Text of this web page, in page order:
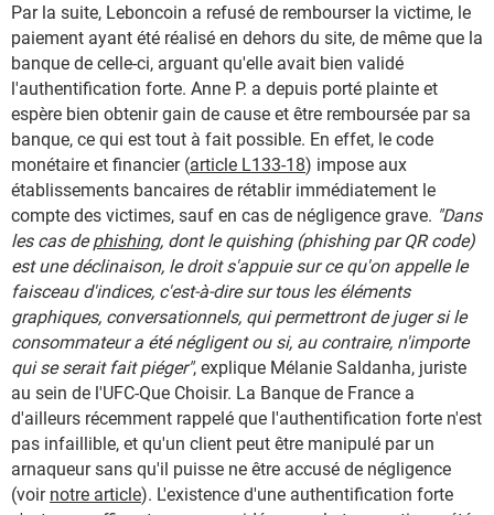
Par la suite, Leboncoin a refusé de rembourser la victime, le
paiement ayant été réalisé en dehors du site, de même que la
banque de celle-ci, arguant qu'elle avait bien validé
l'authentification forte. Anne P. a depuis porté plainte et
espère bien obtenir gain de cause et être remboursée par sa
banque, ce qui est tout à fait possible. En effet, le code
monétaire et financier (article L133-18) impose aux
établissements bancaires de rétablir immédiatement le
compte des victimes, sauf en cas de négligence grave. "Dans
les cas dephishing, dont le quishing (phishing par QR code)
est une déclinaison, le droit s'appuie sur ce qu'on appelle le
faisceau d'indices, c'est-à-dire sur tous les éléments
graphiques, conversationnels, qui permettront de juger si le
consommateur a été négligent ou si, au contraire, n'importe
qui se serait fait piéger", explique Mélanie Saldanha, juriste
au sein de l'UFC-Que Choisir. La Banque de France a
d'ailleurs récemment rappelé que l'authentification forte n'est
pas infaillible, et qu'un client peut être manipulé par un
arnaqueur sans qu'il puisse ne être accusé de négligence
(voir notre article). L'existence d'une authentification forte